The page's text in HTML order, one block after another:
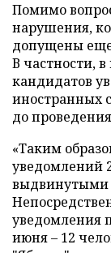
Помимо
нарушения,
допущены
В частности, в
кандидатов
иностранных
до
«Таким
уведомлений
выдвинутыми
уведомления
июня – 12